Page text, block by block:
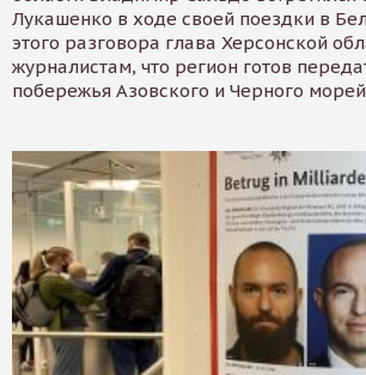
Лукашенко в ходе своей поездки в
этого разговора глава Херсонской
журналистам, что регион готов
побережья Азовского и Черного морей